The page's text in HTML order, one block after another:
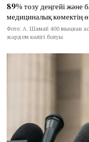
89% тозу деңгейі
медициналық көмектің
Фото: А. Шамай 400 мыңнан
жәрдем көлігі болуы